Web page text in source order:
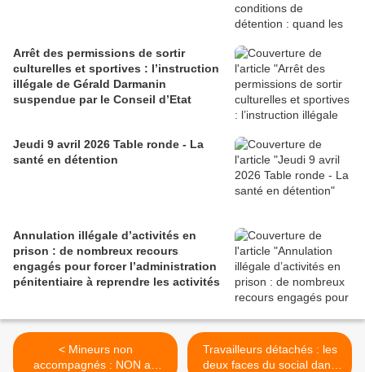
Arrêt des permissions de sortir
culturelles et sportives : l’instruction
illégale de Gérald Darmanin
suspendue par le Conseil d’Etat
Jeudi 9 avril 2026 Table ronde - La
santé en détention
Annulation illégale d’activités en
prison : de nombreux recours
engagés pour forcer l’administration
pénitentiaire à reprendre les activités
< Mineurs non
accompagnés : NON au
Travailleurs détachés : les
deux faces du social dans